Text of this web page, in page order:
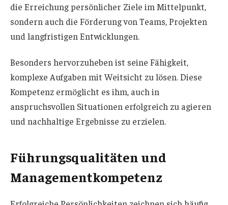
die Erreichung persönlicher Ziele im Mittelpunkt,
sondern auch die Förderung von Teams, Projekten
und langfristigen Entwicklungen.
Besonders hervorzuheben ist seine Fähigkeit,
komplexe Aufgaben mit Weitsicht zu lösen. Diese
Kompetenz ermöglicht es ihm, auch in
anspruchsvollen Situationen erfolgreich zu agieren
und nachhaltige Ergebnisse zu erzielen.
Führungsqualitäten und
Managementkompetenz